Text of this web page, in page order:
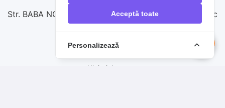
Str. BABA NOVAC nr.17, complex comercial Baba Novac
PRODUSE DE TOP
Uleiuri de motor
Acceptă toate
Personalizează